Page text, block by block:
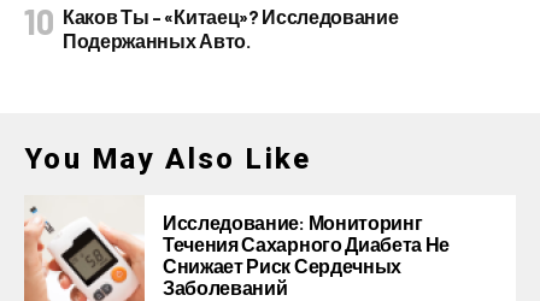
Каков Ты – «китаец»? Исследование
Подержанных Авто.
You May Also Like
Исследование: Мониторинг
Течения Сахарного Диабета Не
Снижает Риск Сердечных
Заболеваний